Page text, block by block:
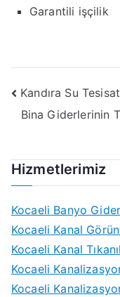
Garantili işçilik
Kandıra Su
Bina Giderlerinin
Hizmetlerimiz
Kocaeli Banyo
Kocaeli Kanal
Kocaeli Kanal
Kocaeli
Kocaeli